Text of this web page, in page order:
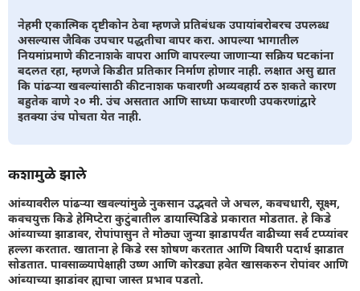
नेहमी एकात्मिक दृष्टीकोन ठेवा म्हणजे प्रतिबंधक उपायांबरोबरच उपलब्ध
असल्यास जैविक उपचार पद्धतीचा वापर करा. आपल्या भागातील
नियमांप्रमाणे कीटनाशके वापरा आणि वापरल्या जाणार्‍या सक्रिय घटकांना
बदलत रहा, म्हणजे किडीत प्रतिकार निर्माण होणार नाही. लक्षात असु द्यात
कि पांढर्‍या खवल्यांसाठी कीटनाशक फवारणी अव्यवहार्य ठरु शकते कारण
बहुतेक वाणे २० मी. उंच असतात आणि साध्या फवारणी उपकरणांद्वारे
इतक्या उंच पोचता येत नाही.
कशामुळे झाले
आंब्यावरील पांढर्‍या खवल्यांमुळे नुकसान उद्भवते जे अचल, कवचधारी, सूक्ष्म,
कवचयुक्त किडे हेमिप्टेरा कुटुंबातील डायास्पिडिडे प्रकारात मोडतात. हे किडे
आंब्याच्या झाडावर, रोपांपासुन ते मोठ्या जुन्या झाडापर्यंत वाढीच्या सर्व टप्प्यांवर
हल्ला करतात. खाताना हे किडे रस शोषण करतात आणि विषारी पदार्थ झाडात
सोडतात. पावसाळ्यापेक्षाही उष्ण आणि कोरड्या हवेत खासकरुन रोपांवर आणि
आंब्याच्या झाडांवर ह्याचा जास्त प्रभाव पडतो.